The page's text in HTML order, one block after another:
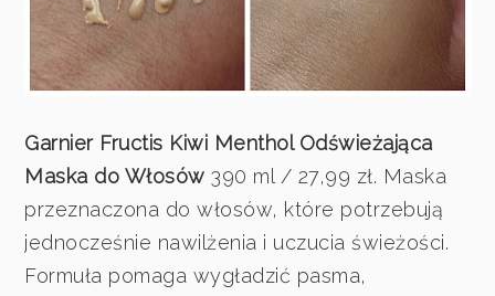
Garnier Fructis Kiwi Menthol Odświeżająca
Maska do Włosów 390 ml / 27,99 zł. Maska
przeznaczona do włosów, które potrzebują
jednocześnie nawilżenia i uczucia świeżości.
Formuła pomaga wygładzić pasma,